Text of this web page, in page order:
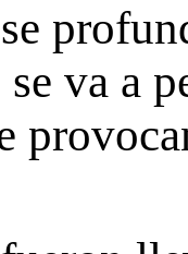
se va a